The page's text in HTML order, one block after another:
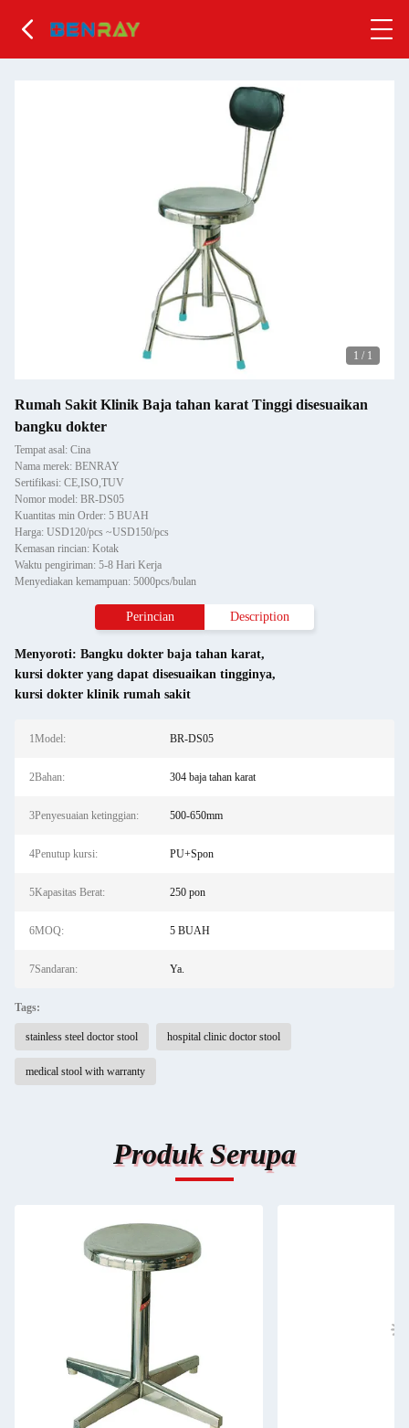
1 / 1
Rumah Sakit Klinik Baja tahan karat Tinggi disesuaikan
bangku dokter
Tempat asal: Cina
Nama merek: BENRAY
Sertifikasi: CE,ISO,TUV
Nomor model: BR-DS05
Kuantitas min Order: 5 BUAH
Harga: USD120/pcs ~USD150/pcs
Kemasan rincian: Kotak
Waktu pengiriman: 5-8 Hari Kerja
Menyediakan kemampuan: 5000pcs/bulan
Perincian Description
Menyoroti: Bangku dokter baja tahan karat,
kursi dokter yang dapat disesuaikan tingginya,
kursi dokter klinik rumah sakit
1Model: BR-DS05
2Bahan: 304 baja tahan karat
3Penyesuaian ketinggian: 500-650mm
4Penutup kursi: PU+Spon
5Kapasitas Berat: 250 pon
6MOQ: 5 BUAH
7Sandaran: Ya.
Tags:
stainless steel doctor stool hospital clinic doctor stool
medical stool with warranty
Produk Serupa